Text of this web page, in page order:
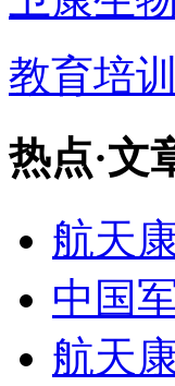
教育培训
热点·文
航天
中国
航天